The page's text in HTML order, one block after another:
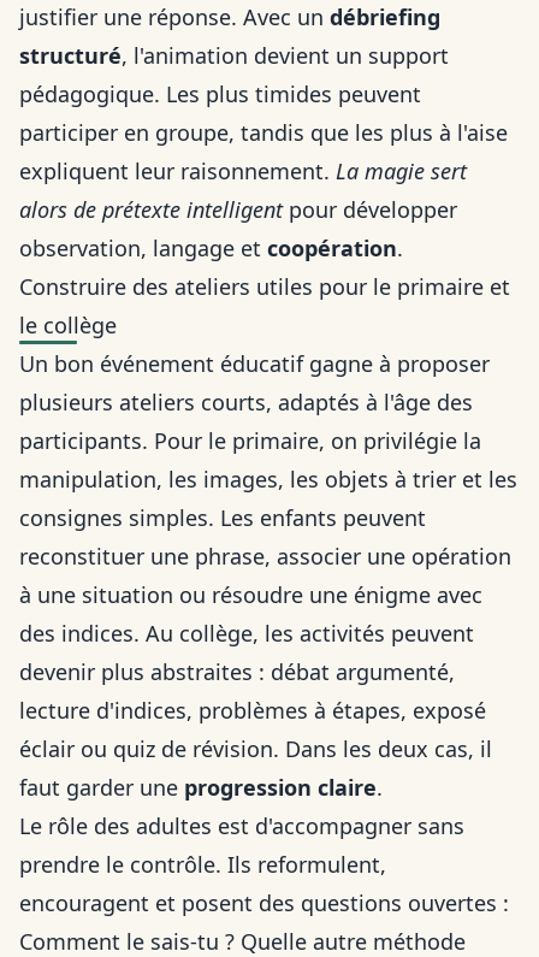
justifier une réponse. Avec un débriefing
structuré, l'animation devient un support
pédagogique. Les plus timides peuvent
participer en groupe, tandis que les plus à l'aise
expliquent leur raisonnement. La magie sert
alors de prétexte intelligentpour développer
observation, langage et coopération.
Construire des ateliers utiles pour le primaire et
le collège
Un bon événement éducatif gagne à proposer
plusieurs ateliers courts, adaptés à l'âge des
participants. Pour le primaire, on privilégie la
manipulation, les images, les objets à trier et les
consignes simples. Les enfants peuvent
reconstituer une phrase, associer une opération
à une situation ou résoudre une énigme avec
des indices. Au collège, les activités peuvent
devenir plus abstraites : débat argumenté,
lecture d'indices, problèmes à étapes, exposé
éclair ou quiz de révision. Dans les deux cas, il
faut garder une progression claire.
Le rôle des adultes est d'accompagner sans
prendre le contrôle. Ils reformulent,
encouragent et posent des questions ouvertes :
Comment le sais-tu ? Quelle autre méthode